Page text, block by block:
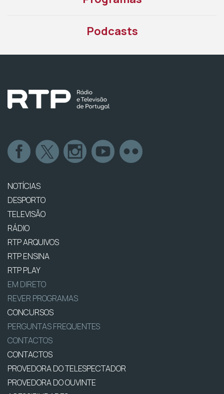
Podcasts
NOTÍCIAS
DESPORTO
TELEVISÃO
RÁDIO
RTP ARQUIVOS
RTP ENSINA
RTP PLAY
EM DIRETO
REVER PROGRAMAS
CONCURSOS
PERGUNTAS FREQUENTES
CONTACTOS
CONTACTOS
PROVEDORA DO TELESPECTADOR
PROVEDORA DO OUVINTE